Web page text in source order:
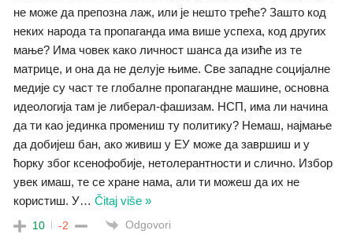
не може да препозна лаж, или је нешто треће? Зашто код
неких народа та пропаганда има више успеха, код других
мање? Има човек како личност шанса да изиће из те
матрице, и она да не делује њиме. Све западне социјалне
медије су част те глобалне пропагандне машине, основна
идеологија там је либерал-фашизам. НСП, има ли начина
да ти као јединка промениш ту политику? Немаш, најмање
да добијеш бан, ако живиш у ЕУ може да завршиш и у
ћорку због ксенофобије, нетолерантности и слично. Избор
увек имаш, те се хране нама, али ти можеш да их не
користиш. У… Čitaj više »
10 -2 Odgovori